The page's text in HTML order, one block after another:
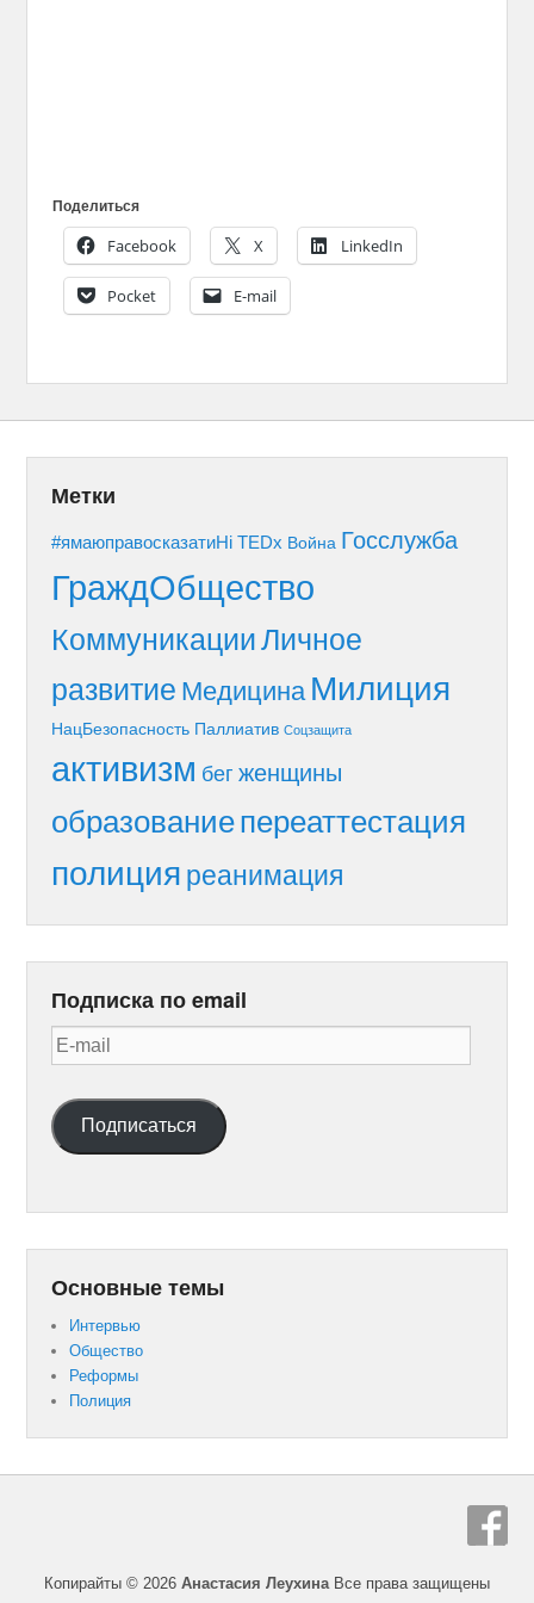
Поделиться
Facebook
X LinkedIn
Pocket E-mail
Метки
#ямаюправосказатиНі TEDx Война Госслужба
ГраждОбщество
КоммуникацииЛичное
развитие Медицина Милиция
НацБезопасность Паллиатив Соцзащита
активизм бег женщины
образованиепереаттестация
полиция реанимация
Подписка по email
E-
mail
Подписаться
Основные темы
Интервью
Общество
Реформы
Полиция
Копирайты © 2026 Анастасия ЛеухинаВсе права защищены